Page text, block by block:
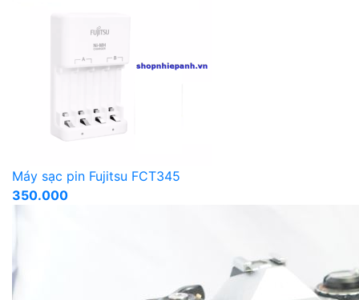
Máy sạc pin Fujitsu FCT345
350.000